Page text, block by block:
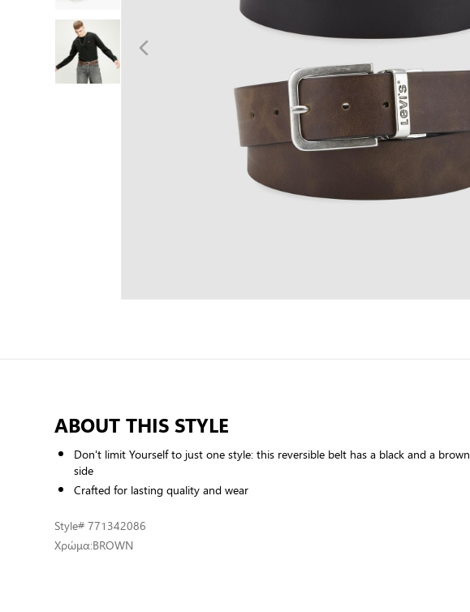
ABOUT THIS STYLE
Don't limit Yourself to just one style: this reversible belt has a black and a brown
side
Crafted for lasting quality and wear
Style# 771342086
Χρώμα:BROWN